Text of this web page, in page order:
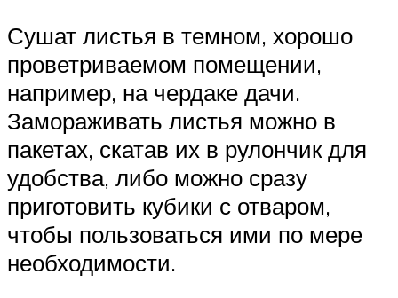
Сушат листья в темном, хорошо
проветриваемом помещении,
например, на чердаке дачи.
Замораживать листья можно в
пакетах, скатав их в рулончик для
удобства, либо можно сразу
приготовить кубики с отваром,
чтобы пользоваться ими по мере
необходимости.